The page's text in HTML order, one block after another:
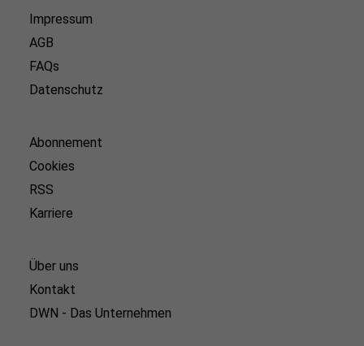
Impressum
AGB
FAQs
Datenschutz
Abonnement
Cookies
RSS
Karriere
Über uns
Kontakt
DWN - Das Unternehmen